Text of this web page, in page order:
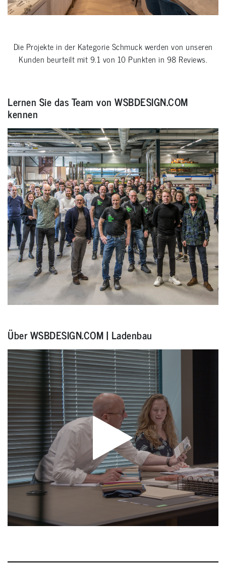
Die Projekte in der KategorieSchmuckwerden von unseren
Kunden beurteilt mit9.1 von 10 Punkten in 98 Reviews.
Lernen Sie das Team von WSBDESIGN.COM
kennen
Über WSBDESIGN.COM | Ladenbau